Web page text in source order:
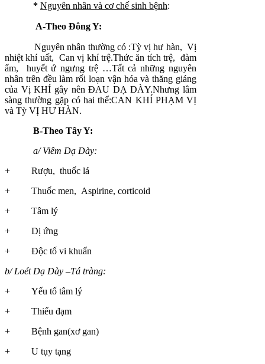
* Nguyên nhân và cơ chế sinh bệnh:
A-Theo Đông Y:
Nguyên nhân thường có :Tỳ vị hư hàn, Vị
nhiệt khí uất, Can vị khí trệ.Thức ăn tích trệ, đàm
ẩm, huyết ứ ngưng trệ …Tất cả những nguyên
nhân trên đều làm rối loạn vận hóa và thăng giáng
của Vị KHÍ gây nên ĐAU DẠ DÀY.Nhưng lâm
sàng thường gặp có hai thể:CAN KHÍ PHẠM VỊ
và Tỳ VỊ HƯ HÀN.
B-Theo Tây Y:
a/ Viêm Dạ Dày:
+ Rượu, thuốc lá
+ Thuốc men, Aspirine, corticoid
+ Tâm lý
+ Dị ứng
+ Độc tố vi khuẩn
b/ Loét Dạ Dày –Tá tràng:
+ Yếu tố tâm lý
+ Thiếu đạm
+ Bệnh gan(xơ gan)
+ U tụy tạng